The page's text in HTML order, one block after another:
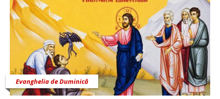
Evanghelia de Duminică